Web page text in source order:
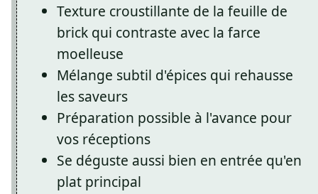
Texture croustillante de la feuille de
brick qui contraste avec la farce
moelleuse
Mélange subtil d'épices qui rehausse
les saveurs
Préparation possible à l'avance pour
vos réceptions
Se déguste aussi bien en entrée qu'en
plat principal